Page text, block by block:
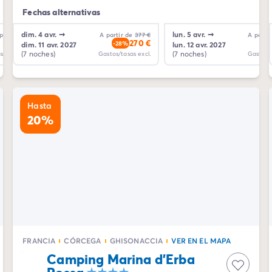
de 427 €
-30%301 €
tasas excl.
mar. 6 avr. ➞
mar. 13 avr. 2027
(7 noches)
A partir de 427 €
-30%301 €
Gastos/tasas excl.
mer. 7 avr. ➞
mer. 14 avr. 2027
(7 noches)
Fechas alternativas
dim. 4 avr. ➞
dim. 11 avr. 2027
(7 noches)
A partir de 377 €
-28%270 €
Gastos/tasas excl.
lun. 5 avr. ➞
lun. 12 avr. 2027
(7 noches)
A partir
-
Gastos/
Hasta
20%
FRANCIA CÓRCEGA GHISONACCIA VER EN EL MAPA
Camping Marina d'Erba